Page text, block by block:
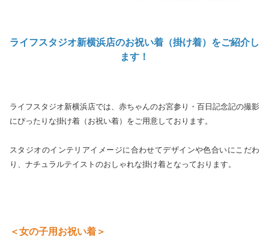
ライフスタジオ新横浜店のお祝い着（掛け着）をご紹介し
ます！
ライフスタジオ新横浜店では、赤ちゃんのお宮参り・百日記念記の撮影
にぴったりな掛け着（お祝い着）をご用意しております。
スタジオのインテリアイメージに合わせてデザインや色合いにこだわ
り、ナチュラルテイストのおしゃれな掛け着となっております。
＜女の子用お祝い着＞